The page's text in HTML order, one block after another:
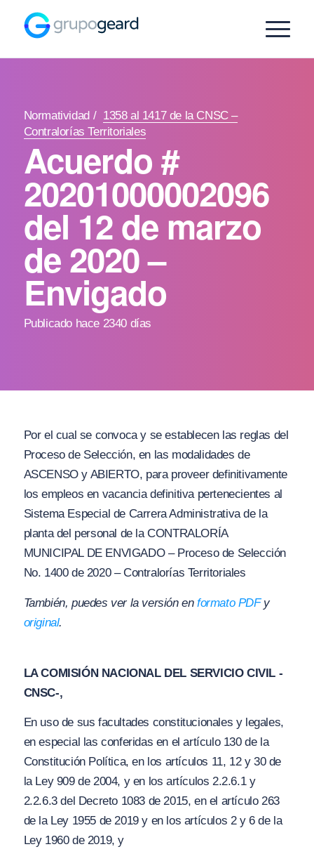
Normatividad / 1358 al 1417 de la CNSC –
Contralorías Territoriales
Acuerdo #
20201000002096
del 12 de marzo
de 2020 –
Envigado
Publicado hace 2340 días
Por el cual se convoca y se establecen las reglas del
Proceso de Selección, en las modalidades de
ASCENSO y ABIERTO, para proveer definitivamente
los empleos en vacancia definitiva pertenecientes al
Sistema Especial de Carrera Administrativa de la
planta del personal de la CONTRALORÍA
MUNICIPAL DE ENVIGADO – Proceso de Selección
No. 1400 de 2020 – Contralorías Territoriales
También, puedes ver la versión en formato PDFy
original.
LA COMISIÓN NACIONAL DEL SERVICIO CIVIL -
CNSC-,
En uso de sus facultades constitucionales y legales,
en especial las conferidas en el artículo 130 de la
Constitución Política, en los artículos 11, 12 y 30 de
la Ley 909 de 2004, y en los artículos 2.2.6.1 y
2.2.6.3 del Decreto 1083 de 2015, en el artículo 263
de la Ley 1955 de 2019 y en los artículos 2 y 6 de la
Ley 1960 de 2019, y